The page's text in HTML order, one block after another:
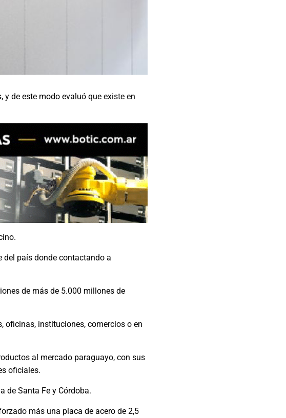
de este modo evaluó que existe en
del país donde contactando a
de más de 5.000 millones de
oficinas, instituciones, comercios o en
al mercado paraguayo, con sus
oficiales.
de Santa Fe y Córdoba.
más una placa de acero de 2,5